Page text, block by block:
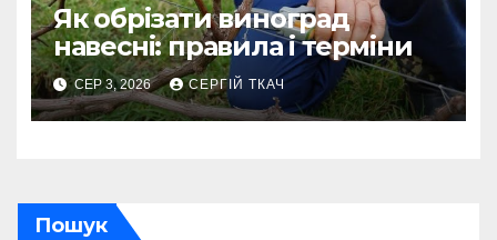
Як обрізати виноград
навесні: правила і терміни
СЕР 3, 2026 СЕРГІЙ ТКАЧ
Пошук